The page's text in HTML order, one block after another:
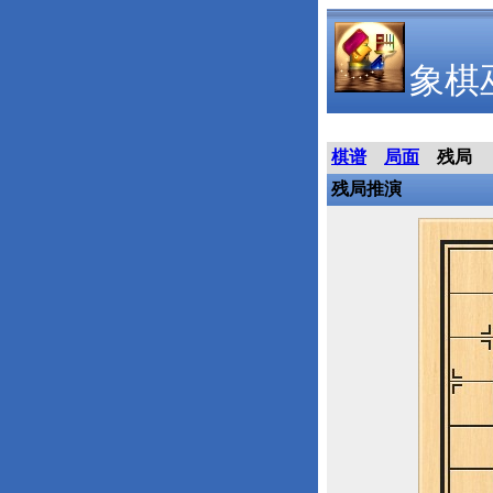
象棋
棋谱 局面
残局
残局推演